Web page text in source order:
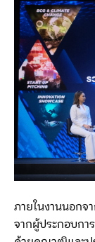
ภายในงานนอกจ
จากผู้ประกอบกา